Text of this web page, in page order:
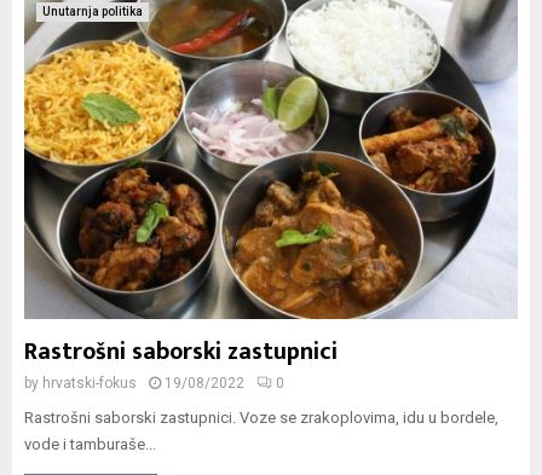
Unutarnja politika
Rastrošni saborski zastupnici
by hrvatski-fokus 19/08/2022 0
Rastrošni saborski zastupnici. Voze se zrakoplovima, idu u bordele,
vode i tamburaše...